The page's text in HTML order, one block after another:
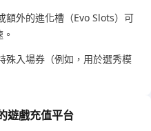
額外的進化槽（Evo Slots）可
殊入場券（例如，用於選秀模
遊戲充值平台